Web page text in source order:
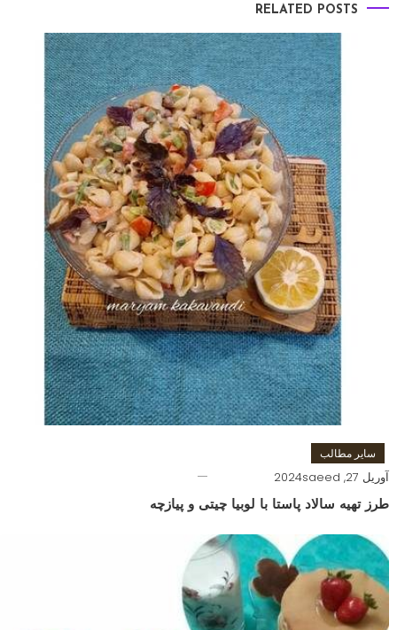
RELATED POSTS
سایر مطالب
آوریل 27, 2024 saeed
طرز تهیه سالاد پاستا با لوبیا چیتی و پیازچه